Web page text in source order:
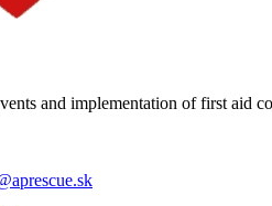
and implementation of first aid